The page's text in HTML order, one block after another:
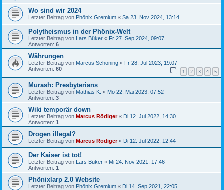
Wo sind wir 2024
Letzter Beitrag von Phönix Gremium « Sa 23. Nov 2024, 13:14
Polytheismus in der Phönix-Welt
Letzter Beitrag von Lars Büker « Fr 27. Sep 2024, 09:07
Antworten: 6
Währungen
Letzter Beitrag von Marcus Schöning « Fr 28. Jul 2023, 19:07
Antworten: 60 1 2 3 4 5
Murash: Presbyterians
Letzter Beitrag von Mathias K. « Mo 22. Mai 2023, 07:52
Antworten: 3
Wiki temporär down
Letzter Beitrag von Marcus Rödiger« Di 12. Jul 2022, 14:30
Antworten: 1
Drogen illegal?
Letzter Beitrag von Marcus Rödiger« Di 12. Jul 2022, 12:44
Der Kaiser ist tot!
Letzter Beitrag von Lars Büker « Mi 24. Nov 2021, 17:46
Antworten: 1
Phönixlarp 2.0 Website
Letzter Beitrag von Phönix Gremium « Di 14. Sep 2021, 22:05